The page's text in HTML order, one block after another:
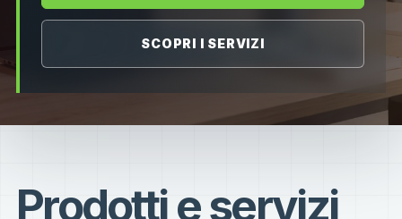
SCOPRI I SERVIZI
Prodotti e servizi